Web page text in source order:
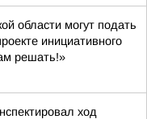
области могут подать
инициативного
решать!»
ход